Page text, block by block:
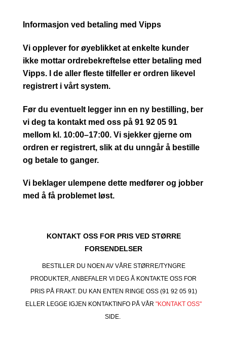
Informasjon ved betaling med Vipps
Vi opplever for øyeblikket at enkelte kunder
ikke mottar ordrebekreftelse etter betaling med
Vipps. I de aller fleste tilfeller er ordren likevel
registrert i vårt system.
Før du eventuelt legger inn en ny bestilling, ber
vi deg ta kontakt med oss på 91 92 05 91
mellom kl. 10:00–17:00. Vi sjekker gjerne om
ordren er registrert, slik at du unngår å bestille
og betale to ganger.
Vi beklager ulempene dette medfører og jobber
med å få problemet løst.
KONTAKT OSS FOR PRIS VED STØRRE
FORSENDELSER
BESTILLER DU NOEN AV VÅRE STØRRE/TYNGRE
PRODUKTER, ANBEFALER VI DEG Å KONTAKTE OSS FOR
PRIS PÅ FRAKT. DU KAN ENTEN RINGE OSS (91 92 05 91)
ELLER LEGGE IGJEN KONTAKTINFO PÅ VÅR "KONTAKT OSS"
SIDE.